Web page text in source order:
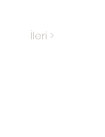
İleri >